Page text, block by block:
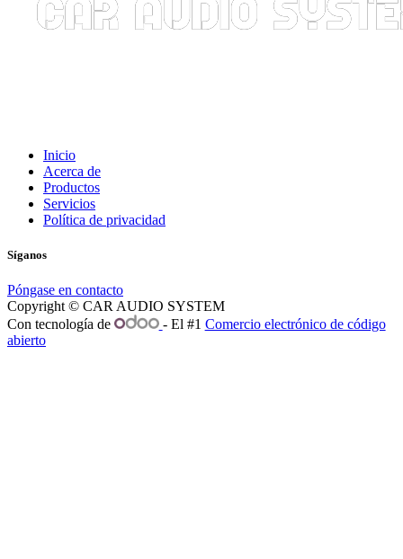
Inicio
Acerca de
Productos
Servicios
Política de privacidad
Síganos
Póngase en contacto
Copyright © CAR AUDIO SYSTEM
Con tecnología de
- El #1 Comercio electrónico de código
abierto